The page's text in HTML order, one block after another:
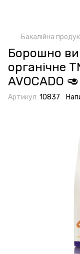
Бакалійна
Борошно
органічне
AVOCADO 🥑
Артикул: 10837